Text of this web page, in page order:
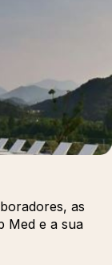
as
Med e a sua